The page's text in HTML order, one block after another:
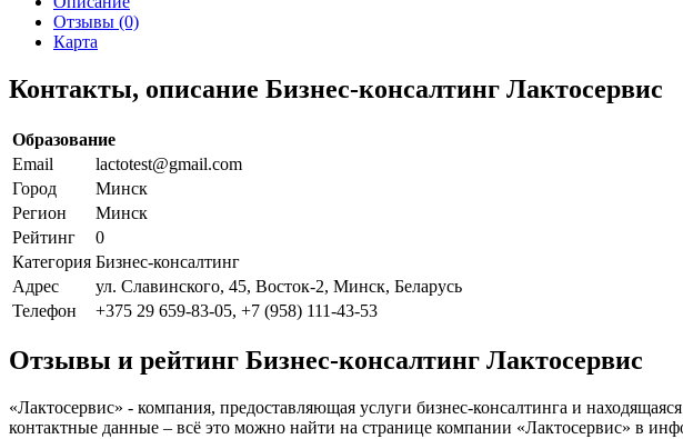
Отзывы (0)
Карта
Контакты, описание Бизнес-консалтинг Лактосервис
Образование
Email
lactotest@gmail.com
Город
Минск
Регион
Минск
Рейтинг
0
Категория Бизнес-консалтинг
Адрес
ул. Славинского, 45, Восток-2, Минск, Беларусь
Телефон
+375 29 659-83-05, +7 (958) 111-43-53
Отзывы и рейтинг Бизнес-консалтинг Лактосервис
«Лактосервис» - компания, предоставляющая услуги бизнес-консалтинга и
контактные данные – всё это можно найти на странице компании «Лактосервис» в